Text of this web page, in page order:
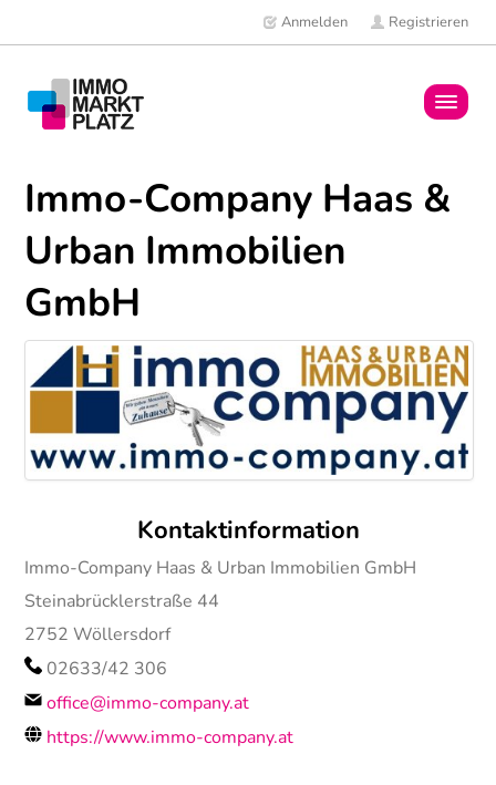
Anmelden Registrieren
Immobilien
News
Immo-Company Haas &
Urban Immobilien
GmbH
Kontaktinformation
Immo-Company Haas & Urban Immobilien GmbH
Steinabrücklerstraße 44
2752Wöllersdorf
02633/42 306
office@immo-company.at
https://www.immo-company.at